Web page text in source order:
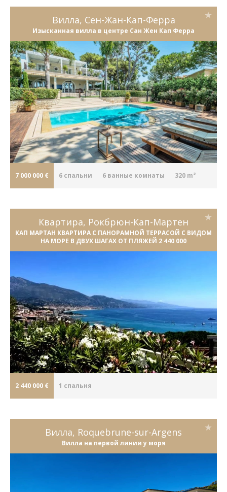
Вилла, Сен-Жан-Кап-Ферра
Изысканная вилла в центре Сан Жен Кап Ферра
7 000 000 € 6 cпальни 6 ванные комнаты 320 m²
Квартира, Рокбрюн-Кап-Мартен
КАП МАРТАН КВАРТИРА С ПАНОРАМНОЙ ТЕРРАСОЙ С ВИДОМ
НА МОРЕ В ДВУХ ШАГАХ ОТ ПЛЯЖЕЙ 2 440 000
2 440 000 € 1 cпальня
Вилла, Roquebrune-sur-Argens
Вилла на первой линии у моря